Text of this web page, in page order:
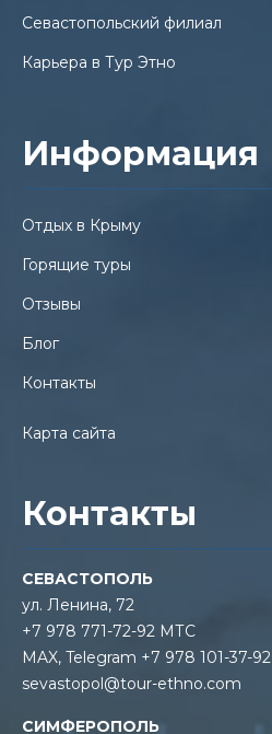
Севастопольский филиал
Карьера в Тур Этно
Информация
Отдых в Крыму
Горящие туры
Отзывы
Блог
Контакты
Карта сайта
Контакты
СЕВАСТОПОЛЬ
ул. Ленина, 72
+7 978 771-72-92 МТС
MAX, Telegram +7 978 101-37-92
sevastopol@tour-ethno.com
СИМФЕРОПОЛЬ